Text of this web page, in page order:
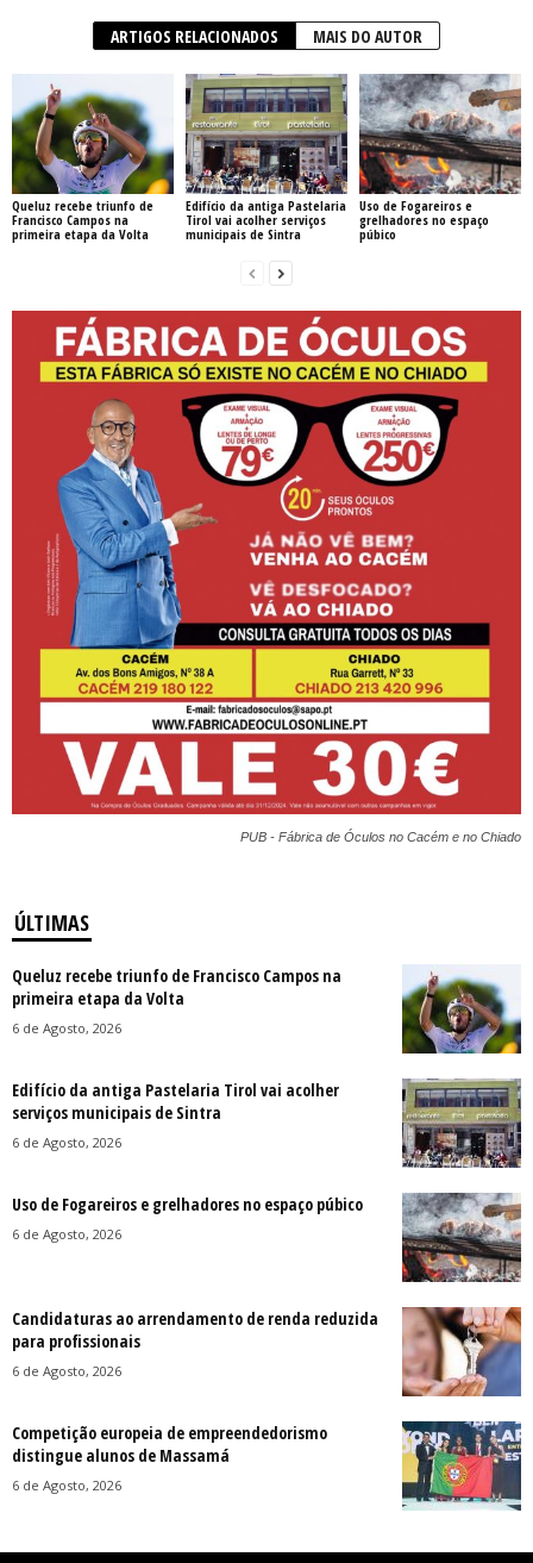
ARTIGOS RELACIONADOS MAIS DO AUTOR
Queluz recebe triunfo de
Francisco Campos na
primeira etapa da Volta
Edifício da antiga Pastelaria
Tirol vai acolher serviços
municipais de Sintra
Uso de Fogareiros e
grelhadores no espaço
púbico
PUB - Fábrica de Óculos no Cacém e no Chiado
ÚLTIMAS
Queluz recebe triunfo de Francisco Campos na
primeira etapa da Volta
6 de Agosto, 2026
Edifício da antiga Pastelaria Tirol vai acolher
serviços municipais de Sintra
6 de Agosto, 2026
Uso de Fogareiros e grelhadores no espaço púbico
6 de Agosto, 2026
Candidaturas ao arrendamento de renda reduzida
para profissionais
6 de Agosto, 2026
Competição europeia de empreendedorismo
distingue alunos de Massamá
6 de Agosto, 2026